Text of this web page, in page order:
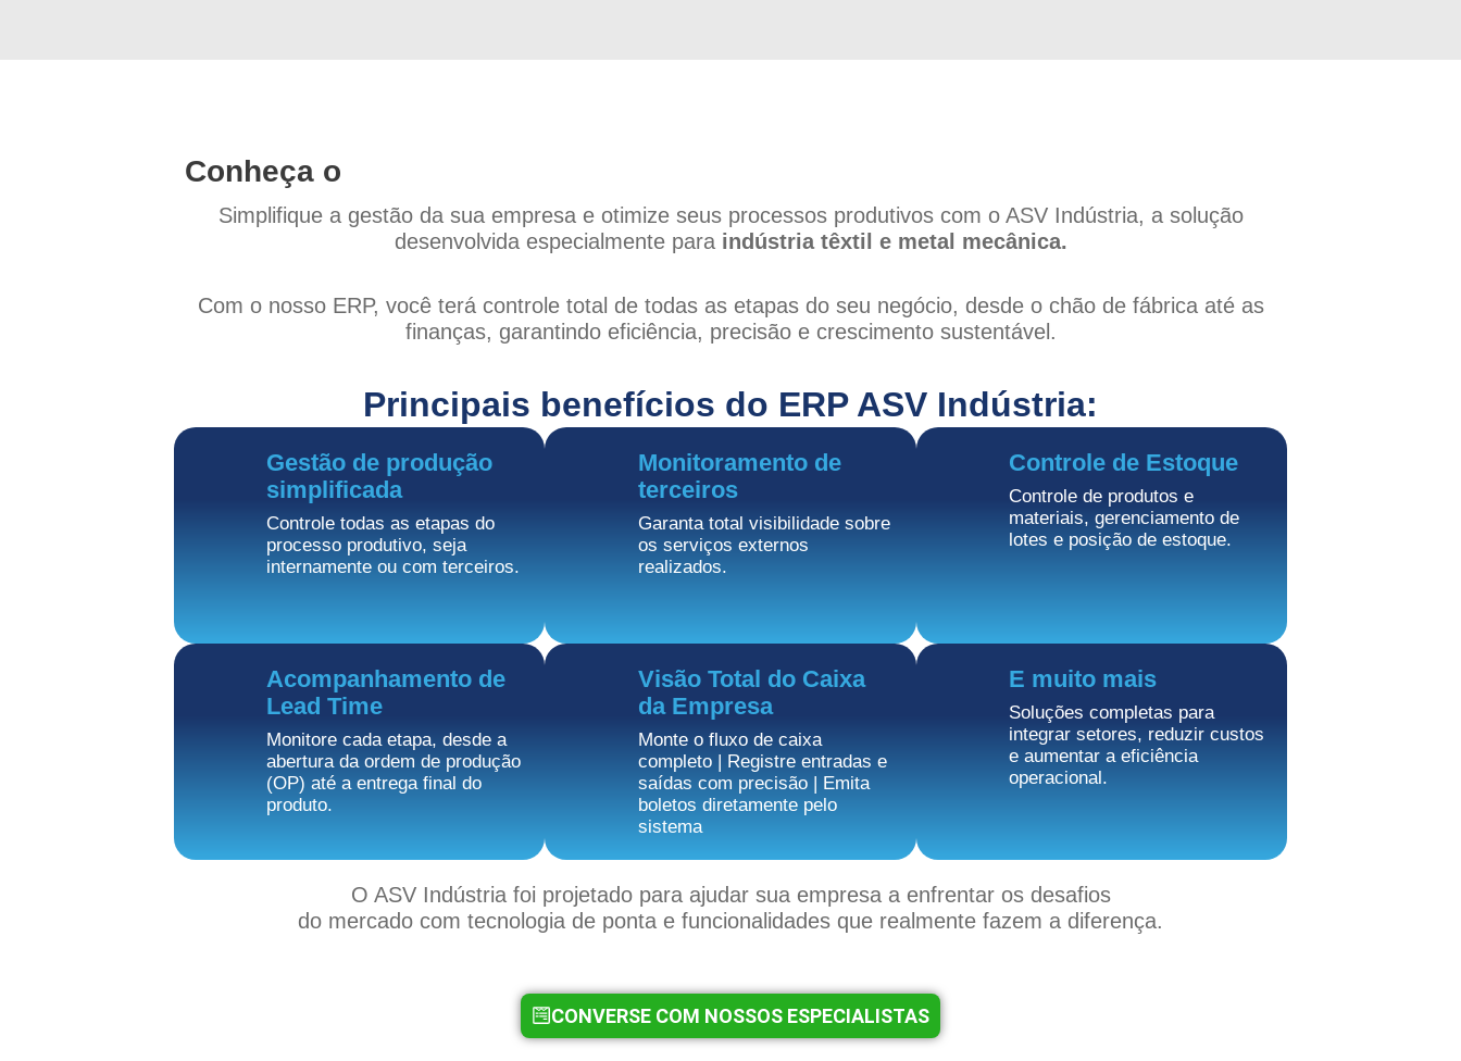
Conheça o
Simplifique a gestão da sua empresa e otimize seus processos produtivos com o ASV Indústria, a solução
desenvolvida especialmente para indústria têxtil e metal mecânica.
Com o nosso ERP, você terá controle total de todas as etapas do seu negócio, desde o chão de fábrica até as
finanças, garantindo eficiência, precisão e crescimento sustentável.
Principais benefícios do ERP ASV Indústria:
Gestão de produção
simplificada
Controle todas as etapas do
processo produtivo, seja
internamente ou com terceiros.
Monitoramento de
terceiros
Garanta total visibilidade sobre
os serviços externos
realizados.
Controle de Estoque
Controle de produtos e
materiais, gerenciamento de
lotes e posição de estoque.
Acompanhamento de
Lead Time
Monitore cada etapa, desde a
abertura da ordem de produção
(OP) até a entrega final do
produto.
Visão Total do Caixa
da Empresa
Monte o fluxo de caixa
completo | Registre entradas e
saídas com precisão | Emita
boletos diretamente pelo
sistema
E muito mais
Soluções completas para
integrar setores, reduzir custos
e aumentar a eficiência
operacional.
O ASV Indústria foi projetado para ajudar sua empresa a enfrentar os desafios
do mercado com tecnologia de ponta e funcionalidades que realmente fazem a diferença.
CONVERSE COM NOSSOS ESPECIALISTAS